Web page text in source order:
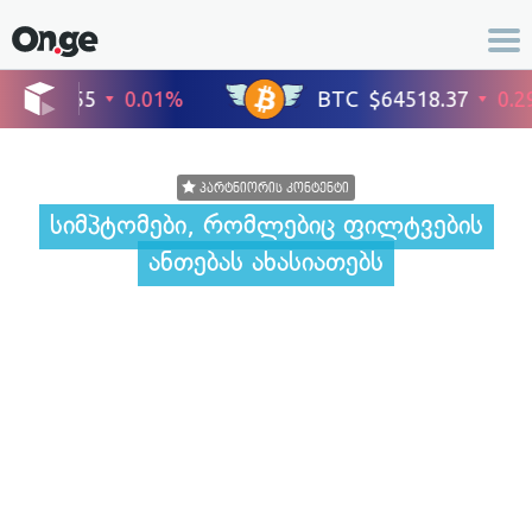
პარტნიორის კონტენტი
სიმპტომები, რომლებიც ფილტვების
ანთებას ახასიათებს